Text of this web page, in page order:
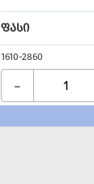
ᲤᲐᲡᲘ
1610-2860
-